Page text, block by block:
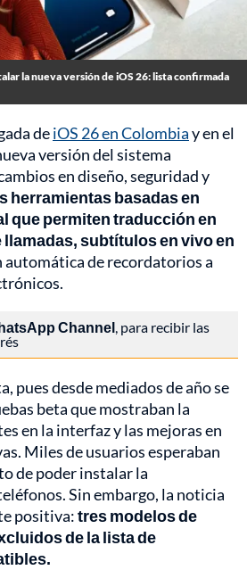
la nueva versión de iOS 26: lista confirmada
deiOS 26 en Colombiay en el
versión del sistema
en diseño, seguridad y
herramientas basadas en
que permiten traducción en
subtítulos en vivo en
automática de recordatorios a
Channel, para recibir las
pues desde mediados de año se
beta que mostraban la
en la interfaz y las mejoras en
Miles de usuarios esperaban
de poder instalar la
Sin embargo, la noticia
positiva:tres modelos de
de la lista de